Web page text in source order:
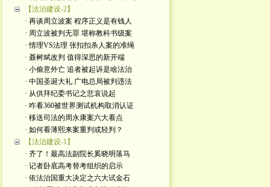
【法治建设-2】
· 再谈周立波案 程序正义是有钱人
· 周立波被判无罪 堪称教科书级案
· 情理VS法理 张扣扣杀人案的准绳
· 聂树斌改判 值得深思的新开端
· 小偷意外亡 追者被起诉是啥法治
· 中国圣诞大礼 广电总局被判违法
· 从供拜纪委书记之悲哀说起
· 咋看360被世界测试机构取消认证
· 移送司法的周永康案六大看点
· 如何看薄熙来案重判或轻判？
【法治建设-1】
· 齐了！最高法副院长奚晓明落马
· 记者卧底高考替考组织的启示
· 依法治国重大决定之六大试金石